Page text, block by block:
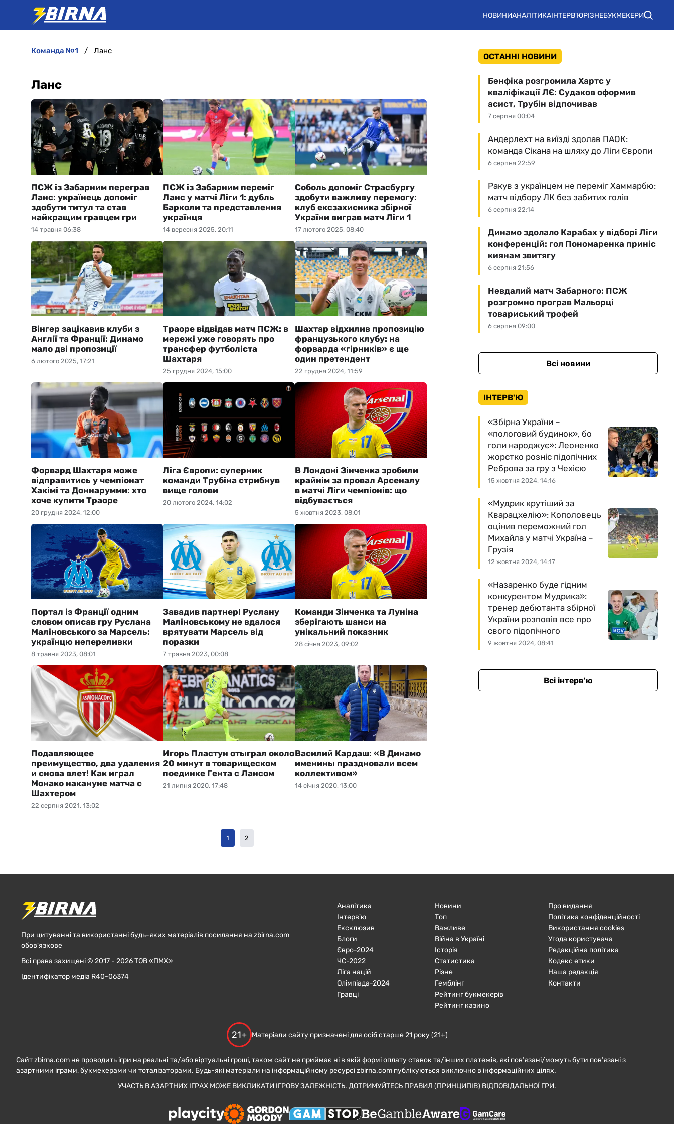
НОВИНИАНАЛІТИКАІНТЕРВ'ЮРІЗНЕБУКМЕКЕРИ
команда №1 Ланс
Ланс
14 травня 06:38
ПСЖ із Забарним переграв
Ланс: українець допоміг
здобути титул та став
найкращим гравцем гри
14 вересня 2025, 20:11
ПСЖ із Забарним переміг
Ланс у матчі Ліги 1: дубль
Барколи та представлення
українця
17 лютого 2025, 08:40
Соболь допоміг Страсбургу
здобути важливу перемогу:
клуб ексзахисника збірної
України виграв матч Ліги 1
6 лютого 2025, 17:21
Вінгер зацікавив клуби з
Англії та Франції: Динамо
мало дві пропозиції
25 грудня 2024, 15:00
Траоре відвідав матч ПСЖ: в
мережі уже говорять про
трансфер футболіста
Шахтаря
22 грудня 2024, 11:59
Шахтар відхилив пропозицію
французького клубу: на
форварда «гірників» є ще
один претендент
20 грудня 2024, 12:00
Форвард Шахтаря може
відправитись у чемпіонат
Хакімі та Доннарумми: хто
хоче купити Траоре
20 лютого 2024, 14:02
Ліга Європи: суперник
команди Трубіна стрибнув
вище голови
5 жовтня 2023, 08:01
В Лондоні Зінченка зробили
крайнім за провал Арсеналу
в матчі Ліги чемпіонів: що
відбувається
8 травня 2023, 08:01
Портал із Франції одним
словом описав гру Руслана
Маліновського за Марсель:
українцю непереливки
7 травня 2023, 00:08
Завадив партнер! Руслану
Маліновському не вдалося
врятувати Марсель від
поразки
28 січня 2023, 09:02
Команди Зінченка та Луніна
зберігають шанси на
унікальний показник
22 серпня 2021, 13:02
Подавляющее
преимущество, два удаления
и снова влет! Как играл
Монако накануне матча с
Шахтером
21 липня 2020, 17:48
Игорь Пластун отыграл около
20 минут в товарищеском
поединке Гента с Лансом
14 січня 2020, 13:00
Василий Кардаш: «В Динамо
именины праздновали всем
коллективом»
1 2
ОСТАННІ НОВИНИ
7 серпня 00:04
Бенфіка розгромила Хартс у
кваліфікації ЛЄ: Судаков оформив
асист, Трубін відпочивав
6 серпня 22:59
Андерлехт на виїзді здолав ПАОК:
команда Сікана на шляху до Ліги Європи
6 серпня 22:14
Ракув з українцем не переміг Хаммарбю:
матч відбору ЛК без забитих голів
6 серпня 21:56
Динамо здолало Карабах у відборі Ліги
конференцій: гол Пономаренка приніс
киянам звитягу
6 серпня 09:00
Невдалий матч Забарного: ПСЖ
розгромно програв Мальорці
товариський трофей
Всі новини
ІНТЕРВ'Ю
15 жовтня 2024, 14:16
«Збірна України –
«пологовий будинок», бо
голи народжує»: Леоненко
жорстко розніс підопічних
Реброва за гру з Чехією
12 жовтня 2024, 14:17
«Мудрик крутіший за
Кварацхелію»: Кополовець
оцінив переможний гол
Михайла у матчі Україна –
Грузія
9 жовтня 2024, 08:41
«Назаренко буде гідним
конкурентом Мудрика»:
тренер дебютанта збірної
України розповів все про
свого підопічного
Всі інтерв'ю
При цитуванні та використанні будь-яких матеріалів посилання на zbirna.com
обов'язкове
Всі права захищені © 2017 - 2026 ТОВ «ПМХ»
Ідентифікатор медіа R40-06374
Аналітика
Інтерв'ю
Ексклюзив
Блоги
Євро-2024
ЧC-2022
Ліга націй
Олімпіада-2024
Гравці
Новини
Топ
Важливе
Війна в Україні
Історія
Статистика
Різне
Гемблінг
Рейтинг букмекерів
Рейтинг казино
Про видання
Політика конфіденційності
Використання cookies
Угода користувача
Редакційна політика
Кодекс етики
Наша редакція
Контакти
21+ Матеріали сайту призначені для осіб старше 21 року (21+)
Сайт zbirna.com не проводить ігри на реальні та/або віртуальні гроші, також сайт не приймає ні в якій формі оплату ставок та/інших платежів, які пов’язані/можуть бути пов’язані з
азартними іграми, букмекерами чи тоталізаторами. Будь-які матеріали на інформаційному ресурсі zbirna.com публікуються виключно в інформаційних цілях.
УЧАСТЬ В АЗАРТНИХ ІГРАХ МОЖЕ ВИКЛИКАТИ ІГРОВУ ЗАЛЕЖНІСТЬ. ДОТРИМУЙТЕСЬ ПРАВИЛ (ПРИНЦИПІВ) ВІДПОВІДАЛЬНОЇ ГРИ.